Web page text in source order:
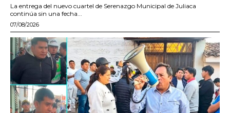
La entrega del nuevo cuartel de Serenazgo Municipal de Juliaca
continúa sin una fecha...
07/08/2026